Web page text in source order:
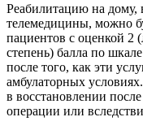
Реабилитацию на дому,
телемедицины, можно
пациентов с оценкой 2
степень) балла по
после того, как эти
амбулаторных
в восстановлении
операции или